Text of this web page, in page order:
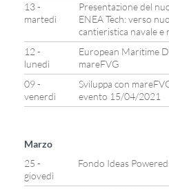
13 -
martedì
Presentazione del
ENEA Tech: verso
cantieristica navale e
12 -
lunedì
European Maritime
mareFVG
09 -
venerdì
Sviluppa con
evento 15/04/2021
Marzo
25 -
giovedì
Fondo Ideas